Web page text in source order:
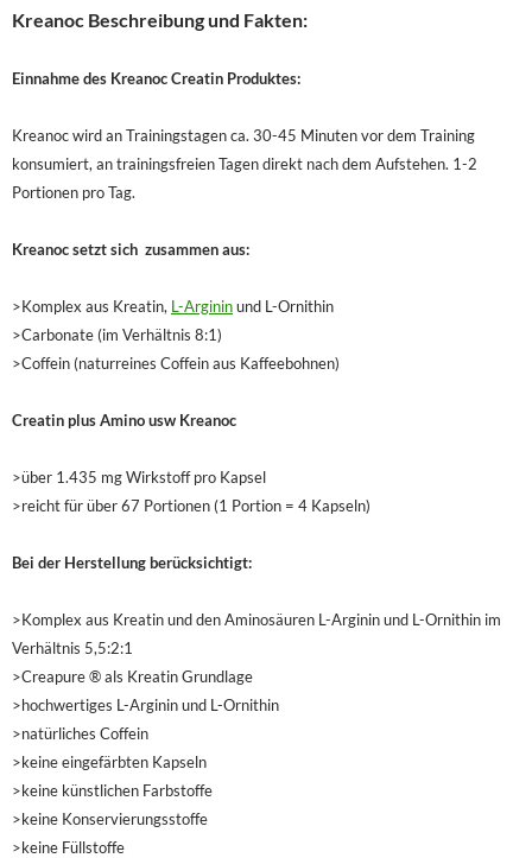
Kreanoc Beschreibung und Fakten:
Einnahme des Kreanoc Creatin Produktes:
Kreanoc wird an Trainingstagen ca. 30-45 Minuten vor dem Training
konsumiert, an trainingsfreien Tagen direkt nach dem Aufstehen. 1-2
Portionen pro Tag.
Kreanoc setzt sich zusammen aus:
>Komplex aus Kreatin, L-Argininund L-Ornithin
>Carbonate (im Verhältnis 8:1)
>Coffein (naturreines Coffein aus Kaffeebohnen)
Creatin plus Amino usw Kreanoc
>über 1.435 mg Wirkstoff pro Kapsel
>reicht für über 67 Portionen (1 Portion = 4 Kapseln)
Bei der Herstellung berücksichtigt:
>Komplex aus Kreatin und den Aminosäuren L-Arginin und L-Ornithin im
Verhältnis 5,5:2:1
>Creapure ® als Kreatin Grundlage
>hochwertiges L-Arginin und L-Ornithin
>natürliches Coffein
>keine eingefärbten Kapseln
>keine künstlichen Farbstoffe
>keine Konservierungsstoffe
>keine Füllstoffe